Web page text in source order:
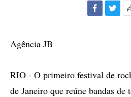
Agência JB
RIO - O primeiro festival de
de Janeiro que reúne bandas de